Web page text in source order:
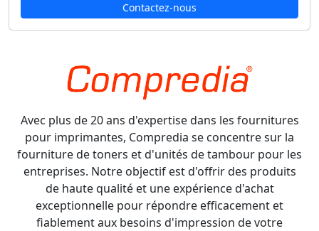
Contactez-nous
Avec plus de 20 ans d'expertise dans les fournitures
pour imprimantes, Compredia se concentre sur la
fourniture de toners et d'unités de tambour pour les
entreprises. Notre objectif est d'offrir des produits
de haute qualité et une expérience d'achat
exceptionnelle pour répondre efficacement et
fiablement aux besoins d'impression de votre